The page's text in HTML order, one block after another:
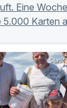
Eine
5.000 Karten
Stadt